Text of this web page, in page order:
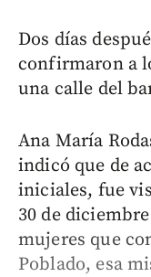
Dos días
confirmaron a
una calle del
Ana María
indicó que de
iniciales, fue
30 de
mujeres que
Poblado, esa